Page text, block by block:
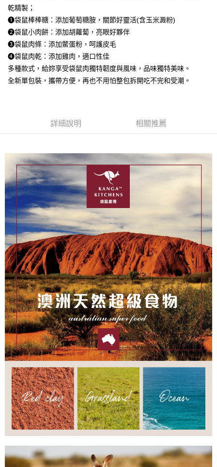
每筆NT$60，滿NT$899(含以上)免運費
7-11取貨付款
宅配
每筆NT$100，滿NT$899(含以上)免運費
乾精製；
❶袋鼠棒棒糖：添加葡萄糖胺，關節好靈活(含玉米澱粉)
❷袋鼠小肉餅：添加胡蘿蔔，亮眼好夥伴
❸袋鼠肉條：添加鱉蛋粉，呵護皮毛
❹袋鼠肉乾：添加雞肉，適口性佳
多種款式，給妳享受袋鼠肉獨特韌度與風味，品味獨特美味。
全新單包裝，攜帶方便，再也不用怕整包拆開吃不完和受潮。
詳細說明 相關推薦